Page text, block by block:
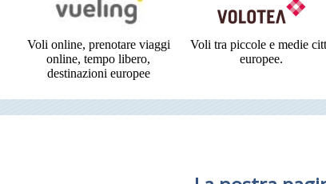
Voli online, prenotare viaggi
online, tempo libero,
destinazioni europee
Voli tra piccole e medie
europee.